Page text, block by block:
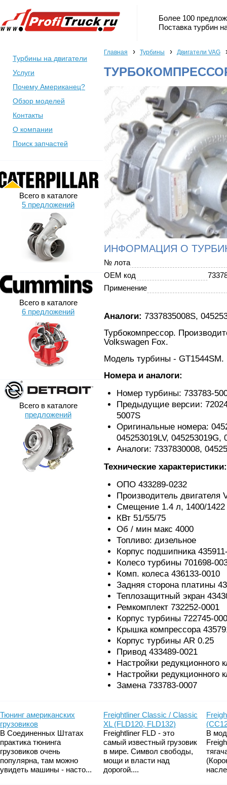
Более 100
Поставка турбин
Турбины на двигатели
Услуги
Почему Американец?
Обзор моделей
Контакты
О компании
Поиск запчастей
Всего в каталоге
5 предложений
Всего в каталоге
6 предложений
Всего в каталоге
предложений
Главная › Турбины › Двигатели VAG
ТУРБОКОМПРЕССОР
ИНФОРМАЦИЯ О
№ лота
OEM код
Применение
Аналоги: 7337835008S,
Турбокомпрессор.
Volkswagen Fox.
Модель турбины - GT1544SM.
Номера и аналоги:
Номер турбины: 733783-
Предыдущие версии:
5007S
Оригинальные номера:
045253019LV, 045253019G,
Аналоги: 7337830008,
Технические характеристики:
ОПО 433289-0232
Производитель двигателя
Смещение 1.4 л, 1400/
КВт 51/55/75
Об / мин макс 4000
Топливо: дизельное
Корпус подшипника
Колесо турбины 701698-
Комп. колеса 436133-0010
Задняя сторона платины
Теплозащитный экран
Ремкомплект 732252-0001
Корпус турбины 722745-
Крышка компрессора
Корпус турбины AR 0.25
Привод 433489-0021
Настройки редукционного
Настройки
Замена 733783-0007
Тюнинг американских
грузовиков
В Соединенных Штатах
практика тюнинга
грузовиков очень
популярна, там можно
увидеть машины - насто...
Freightliner Classic / Classic
XL (FLD120, FLD132)
Freightliner FLD - это
самый известный грузовик
в мире. Символ свободы,
мощи и власти над
дорогой....
В